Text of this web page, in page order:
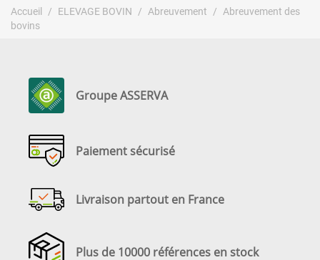
Accueil ELEVAGE BOVIN Abreuvement
Abreuvement des
bovins
Groupe ASSERVA
Paiement sécurisé
Livraison partout en France
Plus de 10000 références en stock